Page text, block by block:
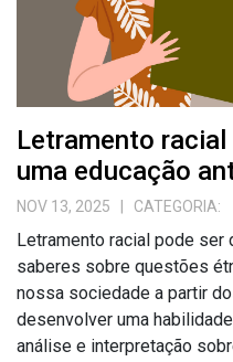
Letramento
uma educação
NOV 13, 2025 | CATEGORIA:
Letramento racial pode ser
saberes sobre questões
nossa sociedade a partir
desenvolver uma
análise e interpretação